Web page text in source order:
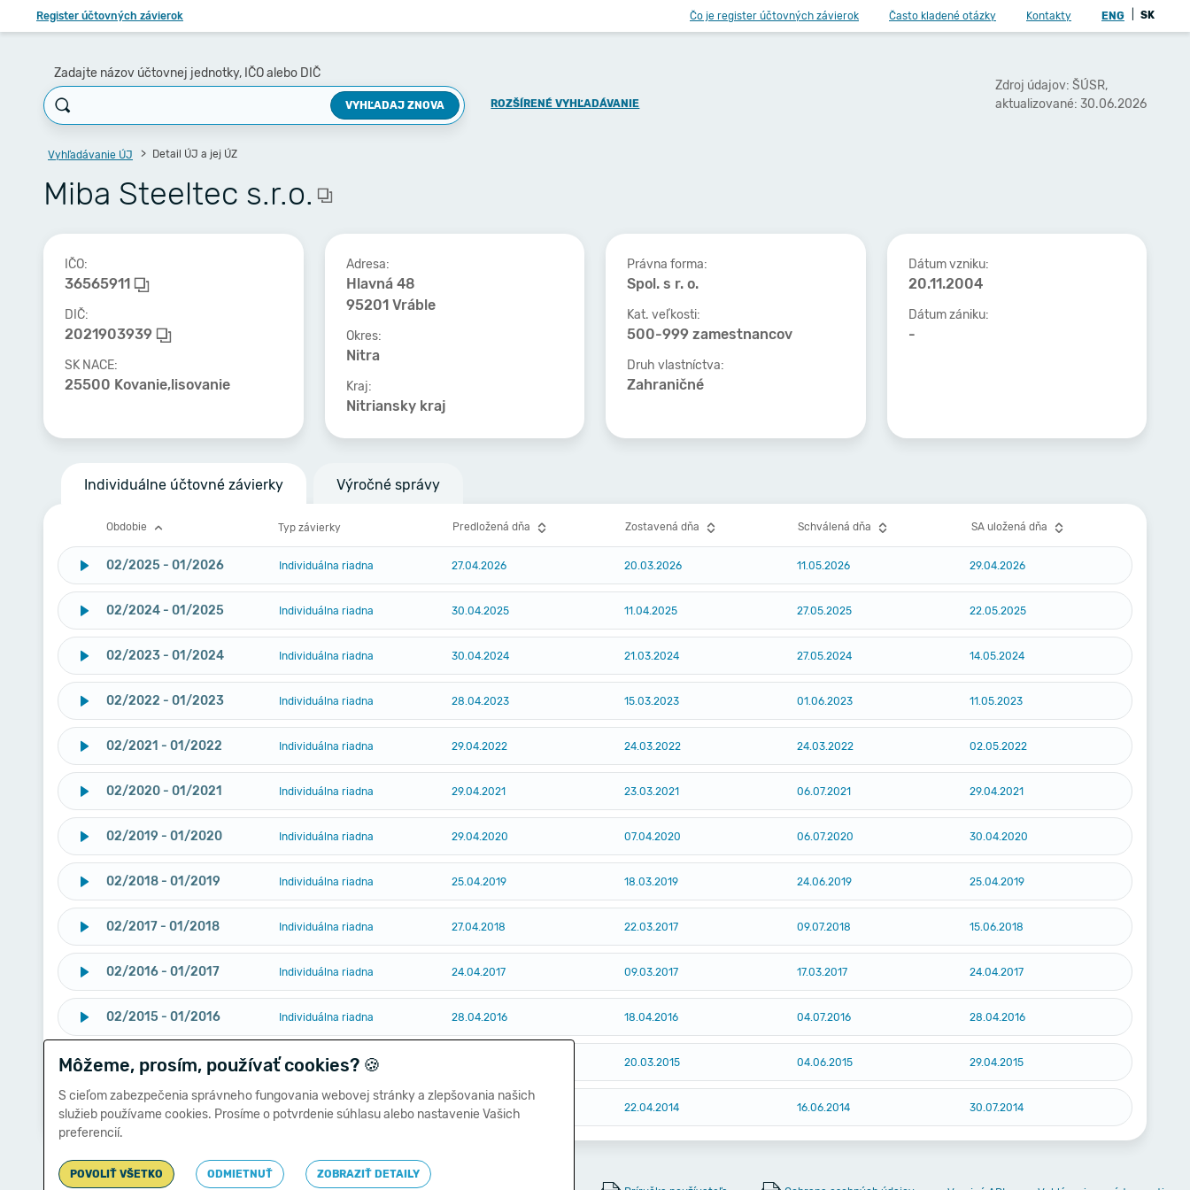
Register účtovných závierok Čo je register účtovných závierok Často kladené otázky Kontakty ENG SK
Zadajte názov účtovnej jednotky, IČO alebo DIČ
VYHĽADAJ ZNOVA ROZŠÍRENÉ VYHĽADÁVANIE
Zdroj údajov: ŠÚSR,
aktualizované: 30.06.2026
Vyhľadávanie ÚJ Detail ÚJ a jej ÚZ
Miba Steeltec s.r.o.
IČO:
36565911
DIČ:
2021903939
SK NACE:
25500 Kovanie,lisovanie
Adresa:
Hlavná 48
95201 Vráble
Okres:
Nitra
Kraj:
Nitriansky kraj
Právna forma:
Spol. s r. o.
Kat. veľkosti:
500-999 zamestnancov
Druh vlastníctva:
Zahraničné
Dátum vzniku:
20.11.2004
Dátum zániku:
-
Individuálne účtovné závierky Výročné správy
Obdobie Typ závierky Predložená dňa Zostavená dňa Schválená dňa SA uložená dňa
02/2025 - 01/2026 Individuálna riadna 27.04.2026 20.03.2026 11.05.2026 29.04.2026
02/2024 - 01/2025 Individuálna riadna 30.04.2025 11.04.2025 27.05.2025 22.05.2025
02/2023 - 01/2024 Individuálna riadna 30.04.2024 21.03.2024 27.05.2024 14.05.2024
02/2022 - 01/2023 Individuálna riadna 28.04.2023 15.03.2023 01.06.2023 11.05.2023
02/2021 - 01/2022 Individuálna riadna 29.04.2022 24.03.2022 24.03.2022 02.05.2022
02/2020 - 01/2021 Individuálna riadna 29.04.2021 23.03.2021 06.07.2021 29.04.2021
02/2019 - 01/2020 Individuálna riadna 29.04.2020 07.04.2020 06.07.2020 30.04.2020
02/2018 - 01/2019 Individuálna riadna 25.04.2019 18.03.2019 24.06.2019 25.04.2019
02/2017 - 01/2018 Individuálna riadna 27.04.2018 22.03.2017 09.07.2018 15.06.2018
02/2016 - 01/2017 Individuálna riadna 24.04.2017 09.03.2017 17.03.2017 24.04.2017
02/2015 - 01/2016 Individuálna riadna 28.04.2016 18.04.2016 04.07.2016 28.04.2016
02/2014 - 01/2015 Individuálna riadna 20.03.2015 04.06.2015 29.04.2015
02/2013 - 01/2014 Individuálna riadna 24.04.2014 22.04.2014 16.06.2014 30.07.2014
Môžeme, prosím, používať cookies? 🍪
S cieľom zabezpečenia správneho fungovania webovej stránky a zlepšovania našich
služieb používame cookies. Prosíme o potvrdenie súhlasu alebo nastavenie Vašich
preferencií.
POVOLIŤ VŠETKO ODMIETNUŤ
ZOBRAZIŤ DETAILY